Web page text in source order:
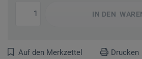
IN DEN
Auf den Merkzettel Drucken